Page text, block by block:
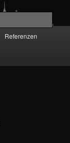
Referenzen